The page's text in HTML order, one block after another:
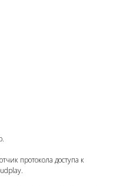
протокола доступа к